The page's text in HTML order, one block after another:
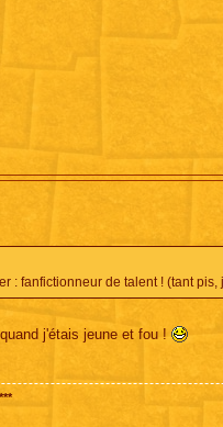
: fanfictionneur de talent ! (tant pis,
j'étais jeune et fou !
***